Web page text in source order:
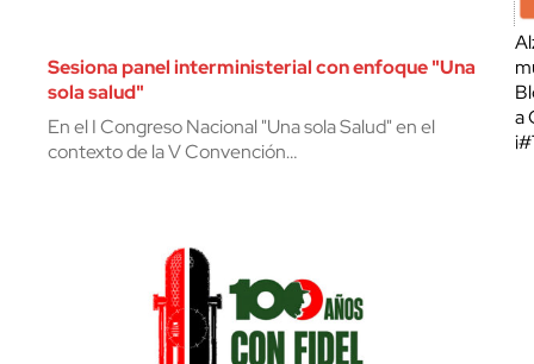
Sesiona panel interministerial con enfoque "Una
sola salud"
En el I Congreso Nacional "Una sola Salud" en el
contexto de la V Convención…
a